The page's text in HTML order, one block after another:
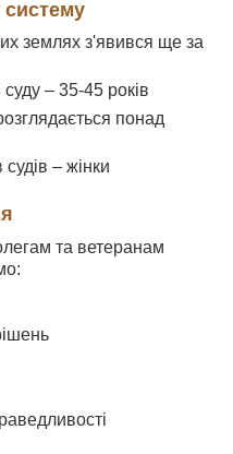
систему
землях з'явився ще за
суду – 35-45 років
понад
– жінки
та ветеранам